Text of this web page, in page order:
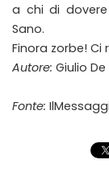
a chi di
Sano.
Finora zorbe! Ci
Autore: Giulio
Fonte: